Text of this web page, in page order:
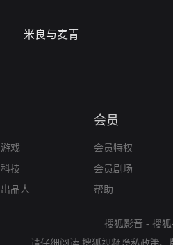
米良与麦青
游戏
科技
出品人
会员
会员特权
会员剧场
帮助
搜狐影音 - 搜